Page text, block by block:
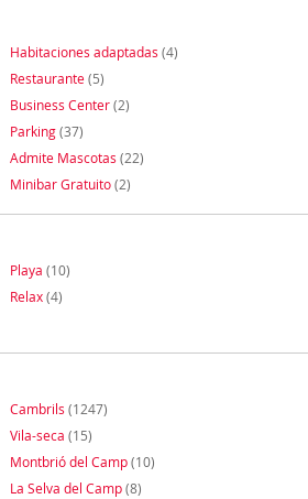
Habitaciones adaptadas (4)
Restaurante(5)
Business Center(2)
Parking(37)
Admite Mascotas (22)
Minibar Gratuito(2)
Playa (10)
Relax(4)
Cambrils (1247)
Vila-seca (15)
Montbrió del Camp(10)
La Selva del Camp(8)